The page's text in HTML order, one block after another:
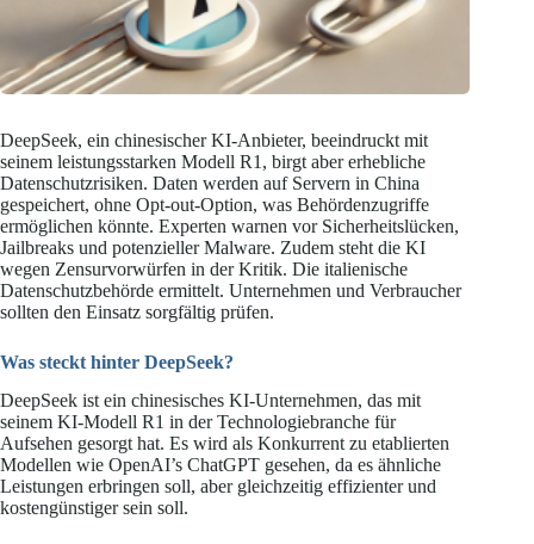
DeepSeek, ein chinesischer KI-Anbieter, beeindruckt mit
seinem leistungsstarken Modell R1, birgt aber erhebliche
Datenschutzrisiken. Daten werden auf Servern in China
gespeichert, ohne Opt-out-Option, was Behördenzugriffe
ermöglichen könnte. Experten warnen vor Sicherheitslücken,
Jailbreaks und potenzieller Malware. Zudem steht die KI
wegen Zensurvorwürfen in der Kritik. Die italienische
Datenschutzbehörde ermittelt. Unternehmen und Verbraucher
sollten den Einsatz sorgfältig prüfen.
Was steckt hinter DeepSeek?
DeepSeek ist ein chinesisches KI-Unternehmen, das mit
seinem KI-Modell R1 in der Technologiebranche für
Aufsehen gesorgt hat. Es wird als Konkurrent zu etablierten
Modellen wie OpenAI’s ChatGPT gesehen, da es ähnliche
Leistungen erbringen soll, aber gleichzeitig effizienter und
kostengünstiger sein soll.